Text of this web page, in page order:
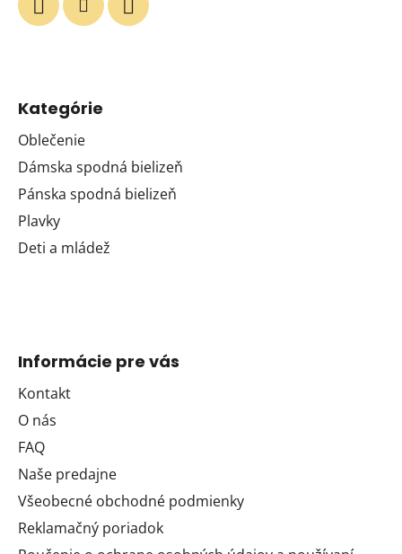
Kategórie
Oblečenie
Dámska spodná bielizeň
Pánska spodná bielizeň
Plavky
Deti a mládež
Informácie pre vás
Kontakt
O nás
FAQ
Naše predajne
Všeobecné obchodné podmienky
Reklamačný poriadok